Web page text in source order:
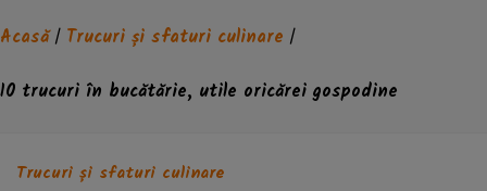
Acasă/ Trucuri și sfaturi culinare /
10 trucuri în bucătărie, utile oricărei gospodine
Trucuri și sfaturi culinare